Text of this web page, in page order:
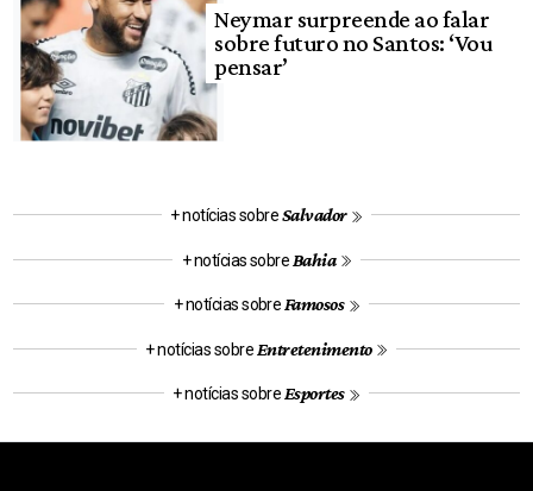
Neymar surpreende ao falar
sobre futuro no Santos: ‘Vou
pensar’
+ notícias sobreSalvador
+ notícias sobre Bahia
+ notícias sobreFamosos
+ notícias sobre Entretenimento
+ notícias sobreEsportes